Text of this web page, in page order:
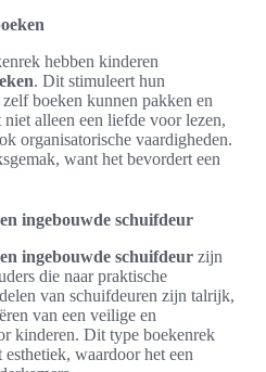
hebben kinderen
. Dit stimuleert hun
boeken kunnen pakken en
alleen een liefde voor lezen,
organisatorische vaardigheden.
want het bevordert een
ingebouwde schuifdeur
ingebouwde schuifdeur zijn
die naar praktische
van schuifdeuren zijn talrijk,
van een veilige en
kinderen. Dit type boekenrek
waardoor het een